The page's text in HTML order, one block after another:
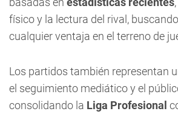
físico y la lectura del rival,
cualquier ventaja en el terreno de
Los partidos también representan
el seguimiento mediático y el
consolidando la Liga Profesional